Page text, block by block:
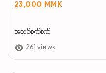
23,000 MMK
အသစ်စက်စက်
261 views